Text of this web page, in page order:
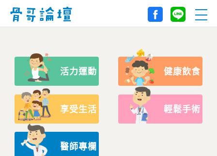
活力運動 健康飲食
享受生活 輕鬆手術
醫師專欄